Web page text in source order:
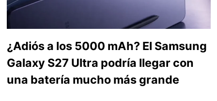
¿Adiós a los 5000 mAh? El Samsung
Galaxy S27 Ultra podría llegar con
una batería mucho más grande